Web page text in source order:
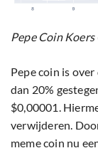
Pepe Coin
Pepe coin is
dan 20%
$0,00001.
verwijderen.
meme coin nu